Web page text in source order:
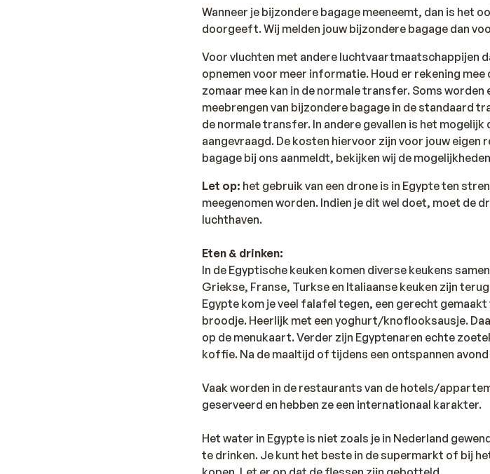
Wanneer je bijzondere bagage meeneemt, dan is het
doorgeeft. Wij melden jouw bijzondere bagage dan
Voor vluchten met andere luchtvaartmaatschappijen
opnemen voor meer informatie. Houd er rekening
zomaar mee kan in de normale transfer. Soms
meebrengen van bijzondere bagage in de standaard
de normale transfer. In andere gevallen is het
aangevraagd. De kosten hiervoor zijn voor jouw eigen
bagage bij ons aanmeldt, bekijken wij de
Let op: het gebruik van een drone is in Egypte ten
meegenomen worden. Indien je dit wel doet, moet de
luchthaven.
Eten & drinken:
In de Egyptische keuken komen diverse keukens
Griekse, Franse, Turkse en Italiaanse keuken zijn
Egypte kom je veel falafel tegen, een gerecht
broodje. Heerlijk met een yoghurt/knoflooksausje.
op de menukaart. Verder zijn Egyptenaren echte
koffie. Na de maaltijd of tijdens een ontspannen
Vaak worden in de restaurants van de hotels/
geserveerd en hebben ze een internationaal karakter.
Het water in Egypte is niet zoals je in Nederland
te drinken. Je kunt het beste in de supermarkt of bij